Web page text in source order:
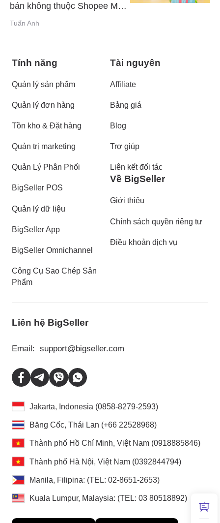
bán không thuộc Shopee Mall
2025
Tuấn Anh
Tính năng
Quản lý sản phẩm
Quản lý đơn hàng
Tồn kho & Đặt hàng
Quản trị marketing
Quản Lý Phân Phối
BigSeller POS
Quản lý dữ liệu
BigSeller App
BigSeller Omnichannel
Công Cụ Sao Chép Sản
Phẩm
Tài nguyên
Affiliate
Bảng giá
Blog
Trợ giúp
Liên kết đối tác
Về BigSeller
Giới thiệu
Chính sách quyền riêng tư
Điều khoản dịch vụ
Liên hệ BigSeller
Email: support@bigseller.com
Jakarta, Indonesia (0858-8279-2593)
Băng Cốc, Thái Lan (+66 22528968)
Thành phố Hồ Chí Minh, Việt Nam (0918885846)
Thành phố Hà Nội, Việt Nam (0392844794)
Manila, Filipina: (TEL: 02-8651-2653)
Kuala Lumpur, Malaysia: (TEL: 03 80518892)